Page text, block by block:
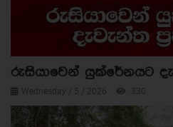
රුසියාවෙන් යුක්රේනයට
Wednesday / 5 / 2026 330